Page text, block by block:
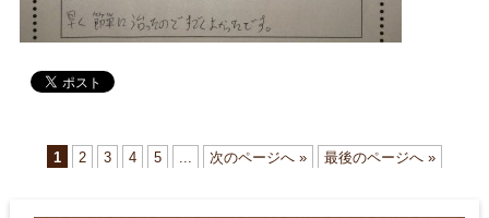
1 2 3 4 5 ... 次のページへ » 最後のページへ »